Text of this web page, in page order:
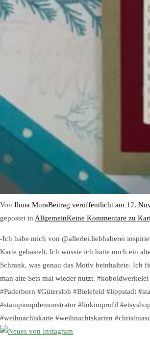
Von Ilona MuraBeitrag veröffentlicht am 12.
gepostet in AllgemeinKeine Kommentare zu
-Ich habe mich von @allerlei.liebhaberei
Karte gebastelt. Ich wusste ich hatte noch ein
Schrank, was genau das Motiv beinhaltete. Ich
man alte Sets mal wieder nutzt.
#Paderborn #Gütersloh #Bielefeld #lippstadt
#stampinupdemonstrator #linkimprofil
#weihnachtskarte #weihnachtskarten